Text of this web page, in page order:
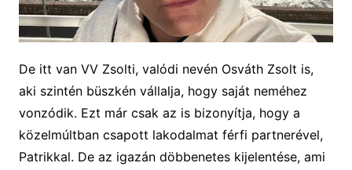
De itt van VV Zsolti, valódi nevén Osváth Zsolt is,
aki szintén büszkén vállalja, hogy saját neméhez
vonzódik. Ezt már csak az is bizonyítja, hogy a
közelmúltban csapott lakodalmat férfi partnerével,
Patrikkal. De az igazán döbbenetes kijelentése, ami